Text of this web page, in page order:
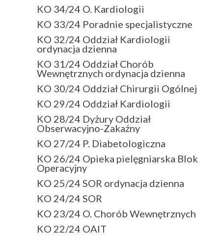
KO 34/24 O. Kardiologii
KO 33/24 Poradnie specjalistyczne
KO 32/24 Oddział Kardiologii
ordynacja dzienna
KO 31/24 Oddział Chorób
Wewnętrznych ordynacja dzienna
KO 30/24 Oddział Chirurgii Ogólnej
KO 29/24 Oddział Kardiologii
KO 28/24 Dyżury Oddział
Obserwacyjno-Zakaźny
KO 27/24 P. Diabetologiczna
KO 26/24 Opieka pielęgniarska Blok
Operacyjny
KO 25/24 SOR ordynacja dzienna
KO 24/24 SOR
KO 23/24 O. Chorób Wewnętrznych
KO 22/24 OAIT